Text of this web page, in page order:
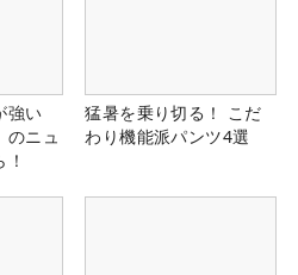
強い
のニュ
猛暑を乗り切る！ こだ
わり機能派パンツ4選